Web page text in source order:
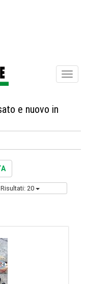
e nuovo in
Risultati: 20